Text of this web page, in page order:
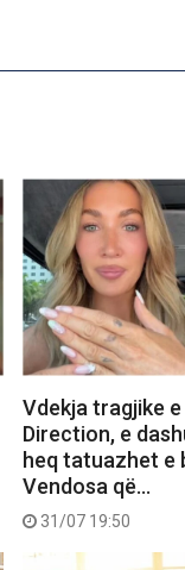
Vdekja tragjike
Direction, e
heq tatuazhet e
Vendosa që…
31/07 19:50